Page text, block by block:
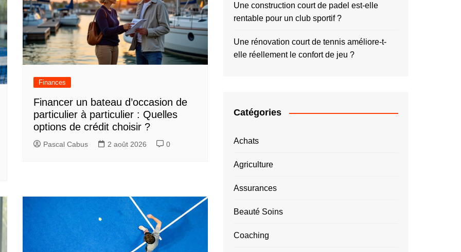
Finances
Financer un bateau d’occasion de
particulier à particulier : Quelles
options de crédit choisir ?
Pascal Cabus 2 août 2026 0
Une construction court de padel est-elle
rentable pour un club sportif ?
Une rénovation court de tennis améliore-t-
elle réellement le confort de jeu ?
Catégories
Achats
Agriculture
Assurances
Beauté Soins
Coaching